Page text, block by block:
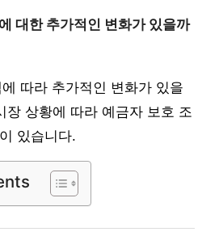
대한 추가적인 변화가 있을까
따라 추가적인 변화가 있을
장 상황에 따라 예금자 보호 조
있습니다.